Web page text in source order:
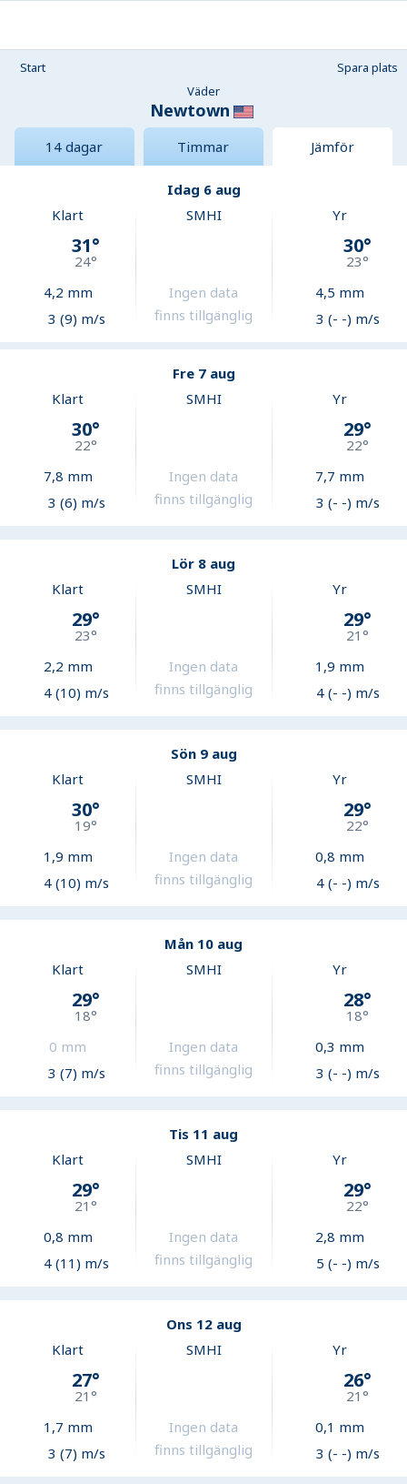
Start
Spara plats
Väder
Newtown
14 dagar Timmar Jämför
Idag 6 aug
Klart
31°
24°
4,2 mm
3 (9) m/s
SMHI
Ingen data
finns tillgänglig
Yr
30°
23°
4,5 mm
3 (- -) m/s
Fre 7 aug
Klart
30°
22°
7,8 mm
3 (6) m/s
SMHI
Ingen data
finns tillgänglig
Yr
29°
22°
7,7 mm
3 (- -) m/s
Lör 8 aug
Klart
29°
23°
2,2 mm
4 (10) m/s
SMHI
Ingen data
finns tillgänglig
Yr
29°
21°
1,9 mm
4 (- -) m/s
Sön 9 aug
Klart
30°
19°
1,9 mm
4 (10) m/s
SMHI
Ingen data
finns tillgänglig
Yr
29°
22°
0,8 mm
4 (- -) m/s
Mån 10 aug
Klart
29°
18°
0 mm
3 (7) m/s
SMHI
Ingen data
finns tillgänglig
Yr
28°
18°
0,3 mm
3 (- -) m/s
Tis 11 aug
Klart
29°
21°
0,8 mm
4 (11) m/s
SMHI
Ingen data
finns tillgänglig
Yr
29°
22°
2,8 mm
5 (- -) m/s
Ons 12 aug
Klart
27°
21°
1,7 mm
3 (7) m/s
SMHI
Ingen data
finns tillgänglig
Yr
26°
21°
0,1 mm
3 (- -) m/s